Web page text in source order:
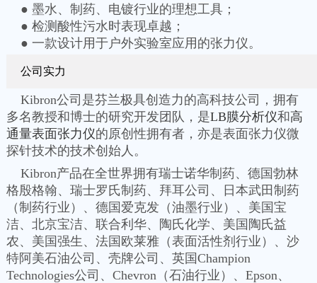
● 墨水、制药、电镀行业的理想工具；
● 检测酸性污水时表现卓越；
● 一款设计用于户外实验室应用的张力仪。
公司实力
Kibron公司是芬兰极具创造力的高科技公司，拥有
多名教授和博士的研究开发团队，是LB膜分析仪和高
通量表面张力仪的原创性拥有者，亦是表面张力仪微
探针技术的技术创始人。
Kibron产品在全世界拥有瑞士诺华制药、德国勃林
格殷格翰、瑞士罗氏制药、拜耳公司、日本武田制药
（制药行业）、德国爱克发（油墨行业）、美国宝
洁、北京宝洁、联合利华、陶氏化学、美国陶氏益
农、美国强生、法国欧莱雅（表面活性剂行业）、沙
特阿美石油公司、壳牌公司、英国Champion
Technologies公司、Chevron（石油行业）、Epson、